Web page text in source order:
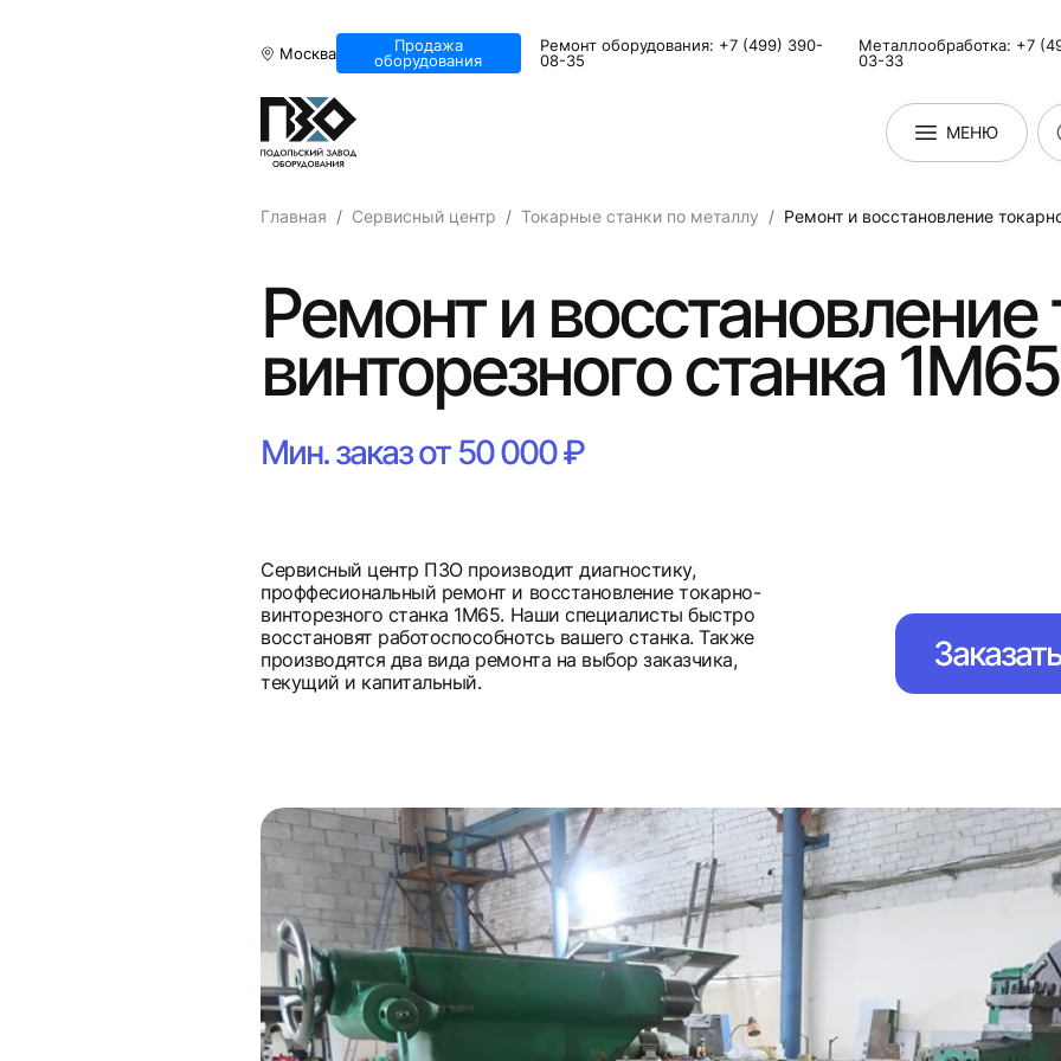
Москва
Продажа
оборудования
Ремонт оборудования: +7 (499) 390-
08-35
Металлообработка: +7
03-33
МЕНЮ
Главная Сервисный центр Токарные станки по металлу Ремонт и восстановление
Ремонт и восстановление
винторезного станка 1М65
Мин. заказ от 50 000 ₽
Сервисный центр ПЗО производит диагностику,
проффесиональный ремонт и восстановление токарно-
винторезного станка 1М65. Наши специалисты быстро
восстановят работоспособнотсь вашего станка. Также
производятся два вида ремонта на выбор заказчика,
текущий и капитальный.